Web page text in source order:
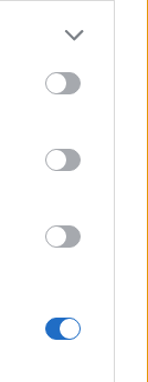
Warriors
Ospreys
Connacht
Sharks